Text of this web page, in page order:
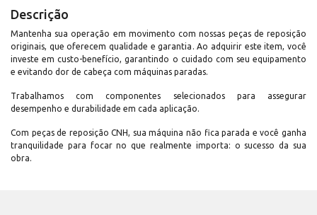
Descrição
Mantenha sua operação em movimento com nossas peças de reposição
originais, que oferecem qualidade e garantia. Ao adquirir este item, você
investe em custo-benefício, garantindo o cuidado com seu equipamento
e evitando dor de cabeça com máquinas paradas.
Trabalhamos com componentes selecionados para assegurar
desempenho e durabilidade em cada aplicação.
Com peças de reposição CNH, sua máquina não fica parada e você ganha
tranquilidade para focar no que realmente importa: o sucesso da sua
obra.